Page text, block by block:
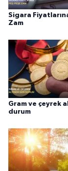
Sigara
Zam
Gram ve çeyrek
durum